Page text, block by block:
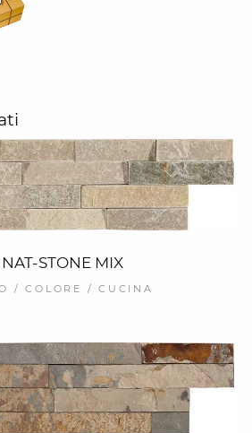
STONE MIX
/ COLORE / CUCINA